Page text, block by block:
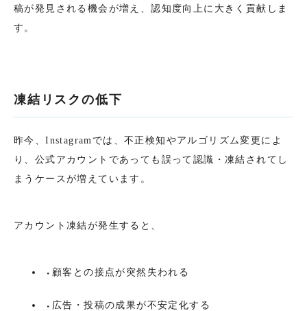
稿が発見される機会が増え、認知度向上に大きく貢献しま
す。
凍結リスクの低下
昨今、Instagramでは、不正検知やアルゴリズム変更によ
り、公式アカウントであっても誤って認識・凍結されてし
まうケースが増えています。
アカウント凍結が発生すると、
顧客との接点が突然失われる
広告・投稿の成果が不安定化する